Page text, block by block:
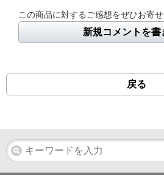
この商品に対するご感想をぜひお寄せ
新規コメントを書
戻る